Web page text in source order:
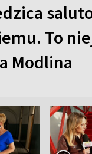
To
Modlina